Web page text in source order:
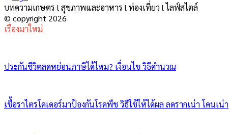
บทความเกษตร l สุขภาพและอาหาร l ท่องเที่ยว l ไลฟ์สไตล์
© copyright 2026
เรื่องมาใหม่
ประกันชีวิตลดหย่อนภาษีได้ไหม? เงื่อนไข วิธีคำนวณ
เชื้อราไตรโคเดอร์มาป้องกันโรคพืช วิธีใช้ให้ได้ผล ลดรากเน่า โคนเน่า